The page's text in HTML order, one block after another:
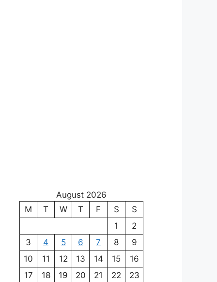
August 2026
M
T W T F S
S
1
2
3
4 5 6 7 8
9
10
11 12 13 14 15
16
17
18 19 20 21 22
23